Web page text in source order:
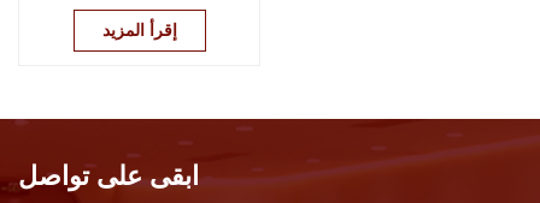
إقرأ المزيد
ابقى على تواصل